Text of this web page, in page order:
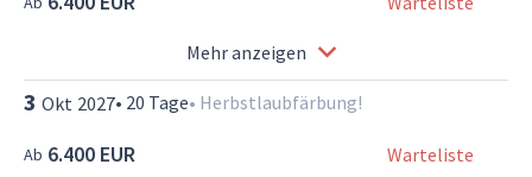
Mehr anzeigen
3 Okt 2027• 20 Tage• Herbstlaubfärbung!
Ab 6.400 EUR Warteliste